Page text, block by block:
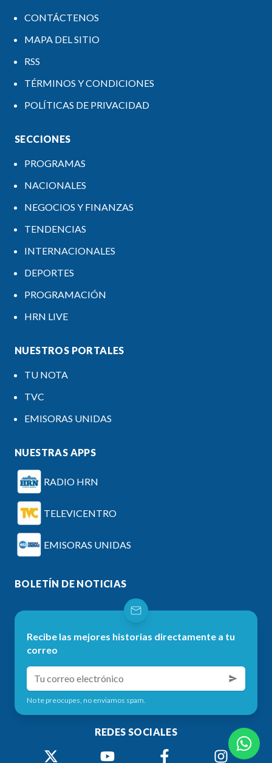
CONTÁCTENOS
MAPA DEL SITIO
RSS
TÉRMINOS Y CONDICIONES
POLÍTICAS DE PRIVACIDAD
SECCIONES
PROGRAMAS
NACIONALES
NEGOCIOS Y FINANZAS
TENDENCIAS
INTERNACIONALES
DEPORTES
PROGRAMACIÓN
HRN LIVE
NUESTROS PORTALES
TU NOTA
TVC
EMISORAS UNIDAS
NUESTRAS APPS
RADIO HRN
TELEVICENTRO
EMISORAS UNIDAS
BOLETÍN DE NOTICIAS
Recibe las mejores historias directamente a tu
correo
No te preocupes, no enviamos spam.
REDES SOCIALES